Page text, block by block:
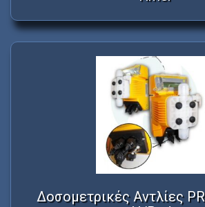
Δοσομετρικές Αντλίες